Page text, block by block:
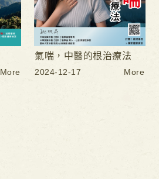
More
氣喘，中醫的根治療法
2024-12-17 More